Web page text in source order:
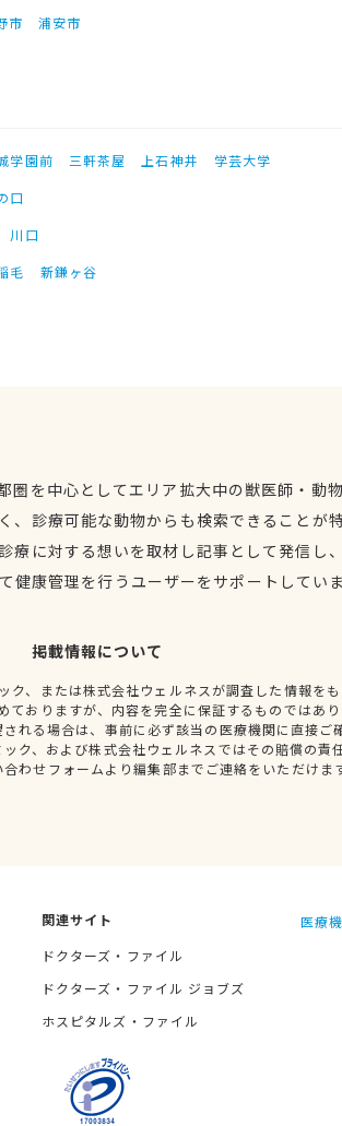
市 浦安市
学園前 三軒茶屋 上石神井
学芸大学
口
川口
毛 新鎌ヶ谷
圏を中心としてエリア拡大中の獣医師・動
、診療可能な動物からも検索できることが
療に対する想いを取材し記事として発信し
健康管理を行うユーザーをサポートしてい
掲載情報について
ク、または株式会社ウェルネスが調査した情報を
ておりますが、内容を完全に保証するものではあ
れる場合は、事前に必ず該当の医療機関に直接ご
ク、および株式会社ウェルネスではその賠償の責
わせフォームより編集部までご連絡をいただけま
関連サイト
ドクターズ・ファイル
ドクターズ・ファイル ジョブズ
ホスピタルズ・ファイル
医療